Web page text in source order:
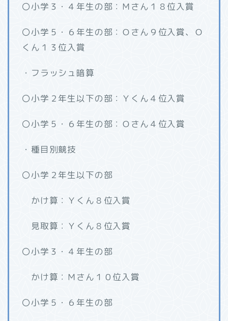
〇小学３・４年生の部：Ｍさん１８位入賞
〇小学５・６年生の部：Ｏさん９位入賞、Ｏ
くん１３位入賞
・フラッシュ暗算
〇小学２年生以下の部：Ｙくん４位入賞
〇小学５・６年生の部：Ｏさん４位入賞
・種目別競技
〇小学２年生以下の部
かけ算：Ｙくん８位入賞
見取算：Ｙくん８位入賞
〇小学３・４年生の部
かけ算：Ｍさん１０位入賞
〇小学５・６年生の部